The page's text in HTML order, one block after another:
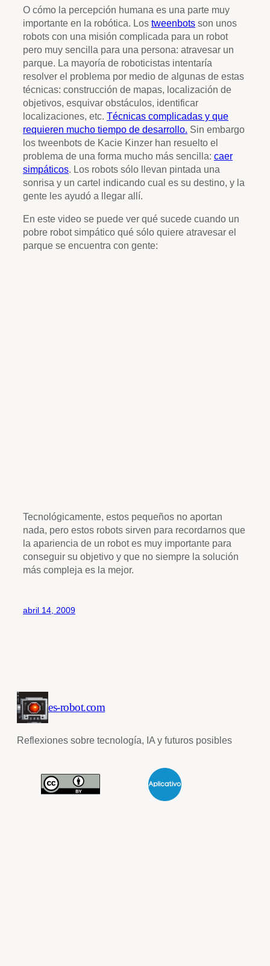
O cómo la percepción humana es una parte muy
importante en la robótica. Los tweenbots son unos
robots con una misión complicada para un robot
pero muy sencilla para una persona: atravesar un
parque. La mayoría de roboticistas intentaría
resolver el problema por medio de algunas de estas
técnicas: construcción de mapas, localización de
objetivos, esquivar obstáculos, identificar
localizaciones, etc. Técnicas complicadas y que
requieren mucho tiempo de desarrollo. Sin embargo
los tweenbots de Kacie Kinzer han resuelto el
problema de una forma mucho más sencilla: caer
simpáticos. Los robots sólo llevan pintada una
sonrisa y un cartel indicando cual es su destino, y la
gente les ayudó a llegar allí.
En este video se puede ver qué sucede cuando un
pobre robot simpático qué sólo quiere atravesar el
parque se encuentra con gente:
Tecnológicamente, estos pequeños no aportan
nada, pero estos robots sirven para recordarnos que
la apariencia de un robot es muy importante para
conseguir su objetivo y que no siempre la solución
más compleja es la mejor.
abril 14, 2009
es-robot.com
Reflexiones sobre tecnología, IA y futuros posibles